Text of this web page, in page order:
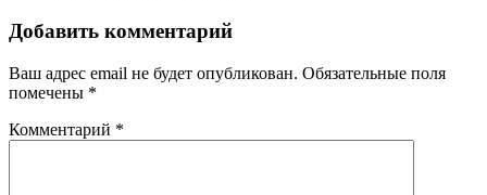
Добавить комментарий
Ваш адрес email не будет опубликован. Обязательные поля
помечены *
Комментарий *